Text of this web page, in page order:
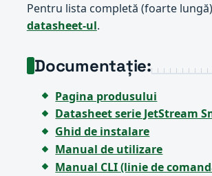
Pentru lista completă (foarte
datasheet-ul.
Documentație:
Pagina produsului
Datasheet serie JetStream
Ghid de instalare
Manual de utilizare
Manual CLI (linie de